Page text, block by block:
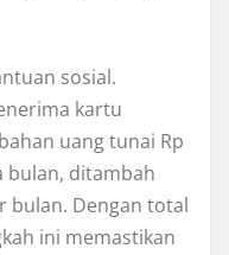
sosial.
kartu
uang tunai Rp
bulan, ditambah
bulan. Dengan total
ini memastikan